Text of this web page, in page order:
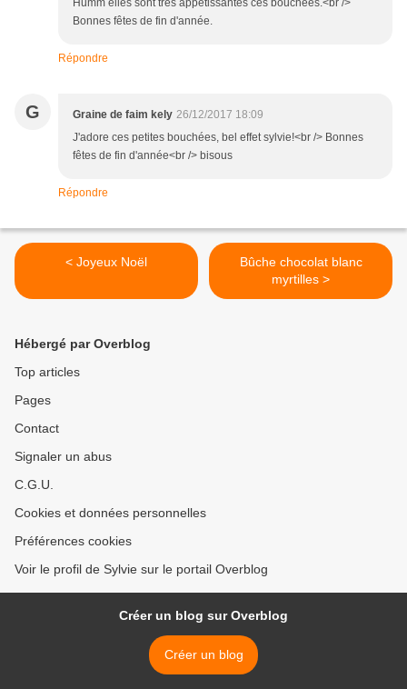
Humm elles sont très appétissantes ces bouchées.<br />
Bonnes fêtes de fin d'année.
Répondre
G Graine de faim kely 26/12/2017 18:09
J'adore ces petites bouchées, bel effet sylvie!<br /> Bonnes
fêtes de fin d'année<br /> bisous
Répondre
< Joyeux Noël
Bûche chocolat blanc
myrtilles >
Hébergé par Overblog
Top articles
Pages
Contact
Signaler un abus
C.G.U.
Cookies et données personnelles
Préférences cookies
Voir le profil de Sylvie sur le portail Overblog
Créer un blog sur Overblog
Créer un blog